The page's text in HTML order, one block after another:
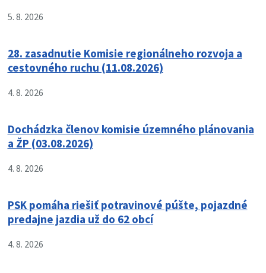
5. 8. 2026
28. zasadnutie Komisie regionálneho rozvoja a
cestovného ruchu (11.08.2026)
4. 8. 2026
Dochádzka členov komisie územného plánovania
a ŽP (03.08.2026)
4. 8. 2026
PSK pomáha riešiť potravinové púšte, pojazdné
predajne jazdia už do 62 obcí
4. 8. 2026